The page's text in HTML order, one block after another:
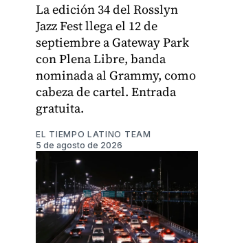
La edición 34 del Rosslyn
Jazz Fest llega el 12 de
septiembre a Gateway Park
con Plena Libre, banda
nominada al Grammy, como
cabeza de cartel. Entrada
gratuita.
EL TIEMPO LATINO TEAM
5 de agosto de 2026